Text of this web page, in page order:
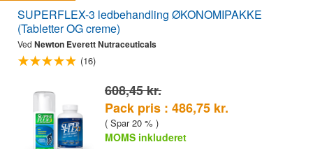
SUPERFLEX-3 ledbehandling ØKONOMIPAKKE
(Tabletter OG creme)
Ved Newton Everett Nutraceuticals
(16)
608,45 kr.
Pack pris : 486,75 kr.
( Spar 20 % )
MOMS inkluderet